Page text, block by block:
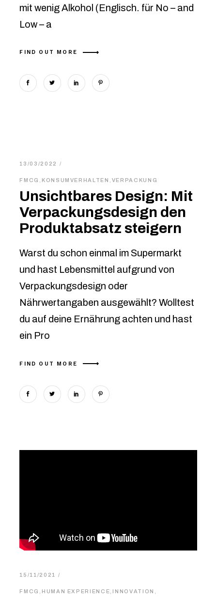
mit wenig Alkohol (Englisch. für No – and
Low – a
FIND OUT MORE
13/03/2022
FMCG KONSUMVERHALTEN VERPACKUNG
Unsichtbares Design: Mit
Verpackungsdesign den
Produktabsatz steigern
Warst du schon einmal im Supermarkt
und hast Lebensmittel aufgrund von
Verpackungsdesign oder
Nährwertangaben ausgewählt? Wolltest
du auf deine Ernährung achten und hast
ein Pro
FIND OUT MORE
15/11/2021
FMCG HUMAN EXPERIENCE INNOVATION